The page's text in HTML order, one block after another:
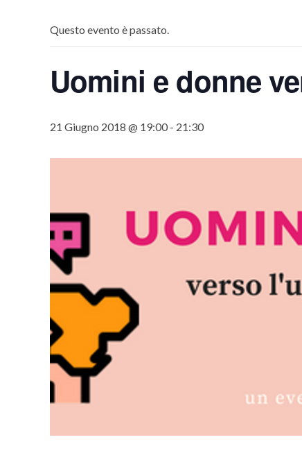
Questo evento è passato.
Uomini e donne
21 Giugno 2018 @ 19:00 - 21:30